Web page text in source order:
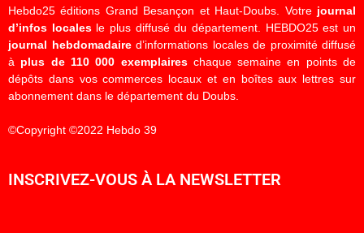
Hebdo25 éditions Grand Besançon et Haut-Doubs. Votre journal
d’infos localesle plus diffusé du département. HEBDO25 est un
journal hebdomadaired’informations locales de proximité diffusé
à plus de 110 000 exemplaireschaque semaine en points de
dépôts dans vos commerces locaux et en boîtes aux lettres sur
abonnement dans le département du Doubs.
©Copyright ©2022 Hebdo 39
INSCRIVEZ-VOUS À LA NEWSLETTER